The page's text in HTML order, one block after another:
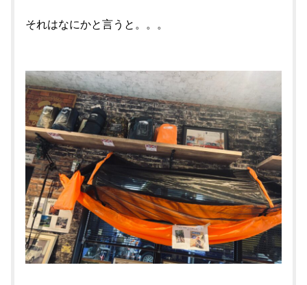
それはなにかと言うと。。。